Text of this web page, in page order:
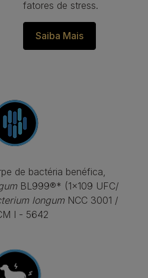
fatores de stress.
Saiba Mais
de bactéria benéfica,
BL999®* (1x109 UFC/
longumNCC 3001 /
I - 5642